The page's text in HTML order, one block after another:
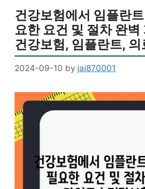
건강보험에서 임플란
요한 요건 및 절차 완벽
건강보험, 임플란트, 의
2024-09-10 by jai870001